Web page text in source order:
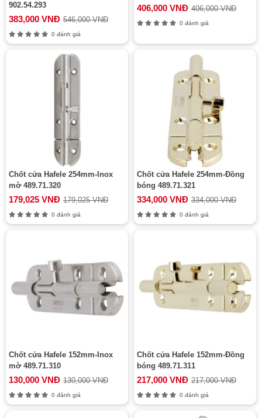
902.54.293
383,000 VNĐ 546,000 VNĐ
0 đánh giá
406,000 VNĐ 406,000 VNĐ
0 đánh giá
Chốt cửa Hafele 254mm-Inox
mờ 489.71.320
179,025 VNĐ 179,025 VNĐ
0 đánh giá
Chốt cửa Hafele 254mm-Đồng
bóng 489.71.321
334,000 VNĐ 334,000 VNĐ
0 đánh giá
Chốt cửa Hafele 152mm-Inox
mờ 489.71.310
130,000 VNĐ 130,000 VNĐ
0 đánh giá
Chốt cửa Hafele 152mm-Đồng
bóng 489.71.311
217,000 VNĐ 217,000 VNĐ
0 đánh giá